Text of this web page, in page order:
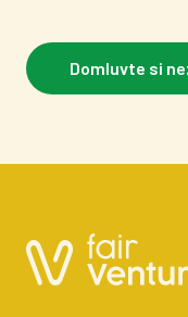
Domluvte si